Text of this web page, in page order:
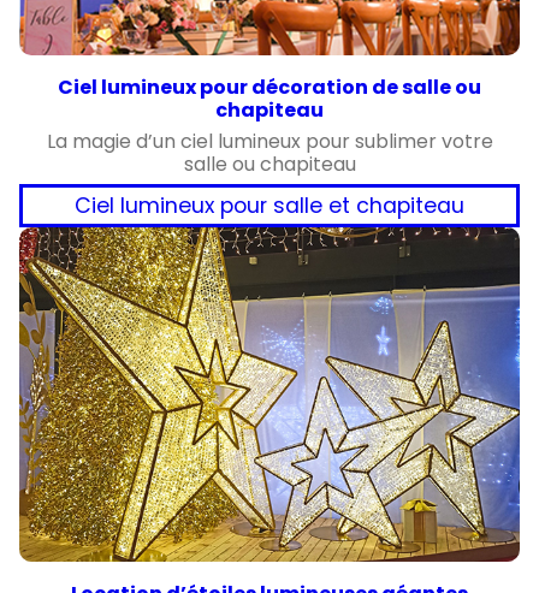
Ciel lumineux pour décoration de salle ou
chapiteau
La magie d’un ciel lumineux pour sublimer votre
salle ou chapiteau
Ciel lumineux pour salle et chapiteau